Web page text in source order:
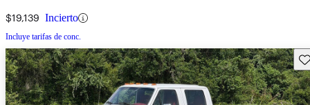
$19,139 Incierto
Incluye tarifas de conc.